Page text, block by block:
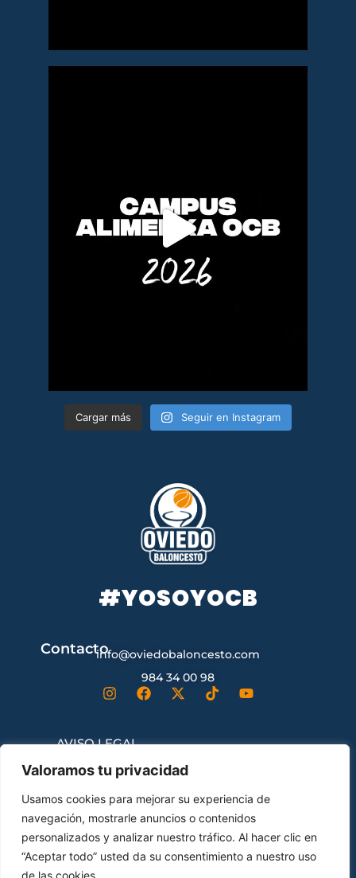
Valoramos tu privacidad
Usamos cookies para mejorar su experiencia de
navegación, mostrarle anuncios o contenidos
personalizados y analizar nuestro tráfico. Al hacer clic en
“Aceptar todo” usted da su consentimiento a nuestro uso
de las cookies.
Cargar más Seguir en Instagram
#YOSOYOCB
Contactoinfo@oviedobaloncesto.com
984 34 00 98
AVISO LEGAL
CONTRATACIÓN
ENVÍOS Y DEVOLUCIONES